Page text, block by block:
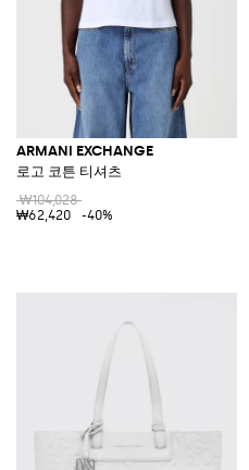
ARMANI EXCHANGE
로고 코튼 티셔츠
₩104,028
₩62,420
-40%